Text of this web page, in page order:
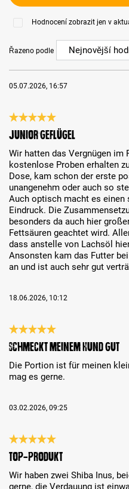
Hodnocení zobrazit jen v
Řazeno podle
05.07.2026, 16:57
Recenze s hodnocením 5 z 5
Junior Geflügel
Wir hatten das Vergnügen im
kostenlose Proben erhalten
Dose, kam schon der erste
unangenehm oder auch so
Auch optisch macht es einen
Eindruck. Die
besonders da auch hier
Fettsäuren geachtet wird.
dass anstelle von Lachsöl
Ansonsten kam das Futter
an und ist auch sehr gut
18.06.2026, 10:12
Recenze s hodnocením 5 z 5
Schmeckt meinem Hund gut
Die Portion ist für meinen
mag es gerne.
03.02.2026, 09:25
Recenze s hodnocením 5 z 5
TOP-Produkt
Wir haben zwei Shiba Inus,
gerne, die Verdauung ist